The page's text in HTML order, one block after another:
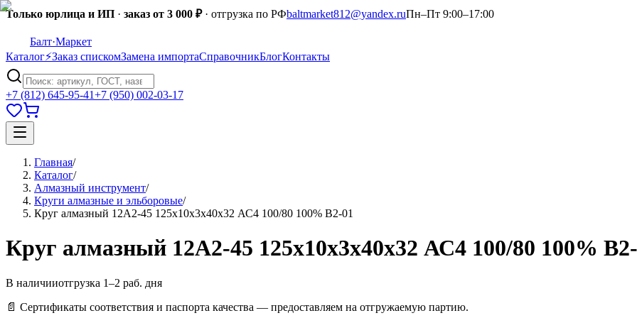
Только юрлица и ИП · заказ от 3 000 ₽· отгрузка по РФbaltmarket812@yandex.ruПн–Пт 9:00–17:00
Балт·Маркет
Каталог⚡Заказ спискомЗамена импортаСправочникБлогКонтакты
+7 (812) 645-95-41+7 (950) 002-03-17
Главная/
Каталог/
Алмазный инструмент/
Круги алмазные и эльборовые/
Круг алмазный 12А2-45 125х10х3х40х32 АС4 100/80 100% В2-01
Круг алмазный 12А2-45 125х10х3х40х32 АС4 100/80 100%
В наличииотгрузка 1–2 раб. дня
📄 Сертификаты соответствия и паспорта качества — предоставляем на отгружаемую партию.